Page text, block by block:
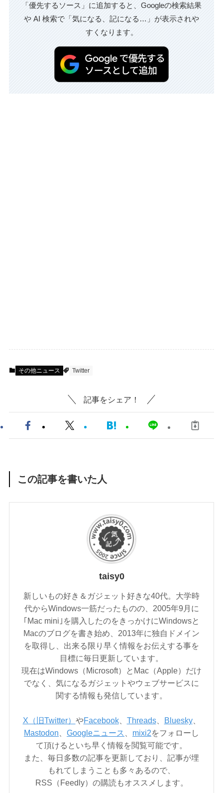
「優先するソース」に追加すると、Googleの検索結果
や AI 検索で「気になる、記になる…」が表示されや
すくなります。
その他ニュース Twitter
記事をシェア！
この記事を書いた人
taisy0
新しいもの好き＆ガジェット好きな40代。大学時
代からWindows一筋だったものの、2005年9月に
｢Mac mini｣を購入したのをきっかけにWindowsと
Macのブログを書き始め、2013年に独自ドメイン
を取得し、出来る限り早く情報をお伝えする事を
目標に毎日更新しています。
現在はWindows（Microsoft）とMac（Apple）だけ
でなく、気になるガジェットやウェブサービスに
関する情報も発信しています。
X（旧Twitter） やFacebook、 Threads、 Bluesky、
Mastodon
Googleニュース mixi2をフォローし
て頂けるといち早く情報を閲覧可能です。
また、毎日多数の記事を更新しており、記事が埋
もれてしまうことも多々あるので、
RSS（Feedly）の購読もオススメします。